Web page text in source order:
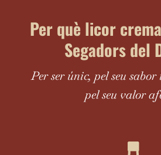
Per què licor
Segadors del
Per ser únic, pel seu
pel seu valor